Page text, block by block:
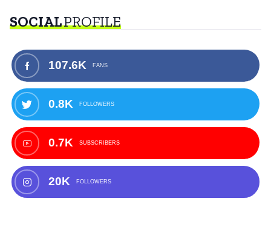
SOCIALPROFILE
107.6K FANS
0.8K FOLLOWERS
0.7K SUBSCRIBERS
20K FOLLOWERS